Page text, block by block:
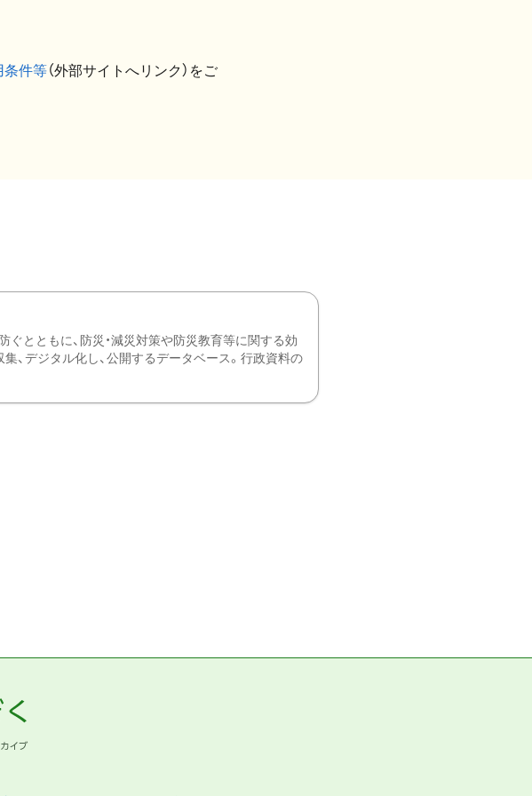
条件等（外部サイトへリンク）をご
とともに、防災・減災対策や防災教育等に関する効
、デジタル化し、公開するデータベース。行政資料の